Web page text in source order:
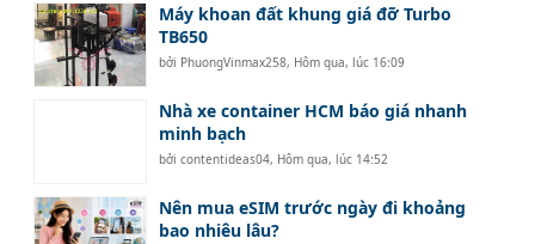
Máy khoan đất khung giá đỡ Turbo
TB650
bởi PhuongVinmax258, Hôm qua, lúc 16:09
Nhà xe container HCM báo giá nhanh
minh bạch
bởicontentideas04, Hôm qua, lúc 14:52
Nên mua eSIM trước ngày đi khoảng
bao nhiêu lâu?